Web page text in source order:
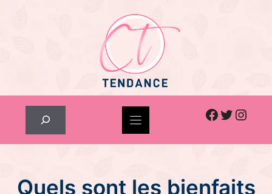
Facebook
Twitter
Quels sont les bienfaits